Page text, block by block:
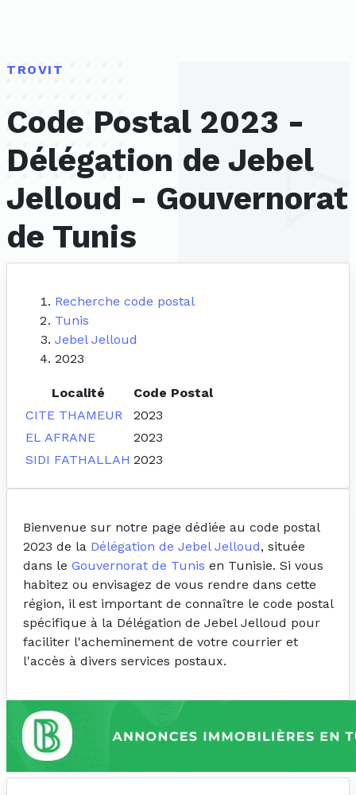
TROVIT
Code Postal 2023 -
Délégation de Jebel
Jelloud - Gouvernorat
de Tunis
Recherche code postal
Tunis
Jebel Jelloud
2023
Localité
Code Postal
CITE THAMEUR
2023
EL AFRANE
2023
SIDI FATHALLAH 2023
Bienvenue sur notre page dédiée au code postal
2023 de la Délégation de Jebel Jelloud, située
dans le Gouvernorat de Tunis en Tunisie. Si vous
habitez ou envisagez de vous rendre dans cette
région, il est important de connaître le code postal
spécifique à la Délégation de Jebel Jelloud pour
faciliter l'acheminement de votre courrier et
l'accès à divers services postaux.